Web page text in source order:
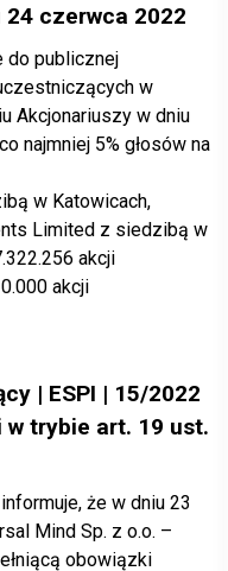
24 czerwca 2022
do publicznej
w
Akcjonariuszy w dniu
najmniej 5% głosów na
w Katowicach,
Limited z siedzibą w
akcji
akcji
| ESPI | 15/2022
trybie art. 19 ust.
że w dniu 23
Mind Sp. z o.o. –
obowiązki